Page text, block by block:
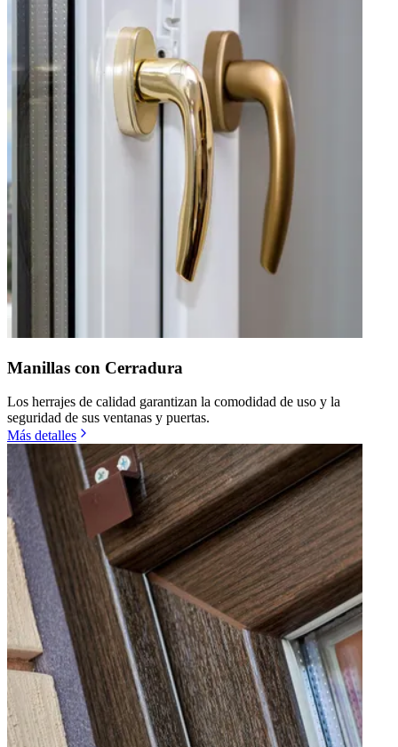
Manillas con Cerradura
Los herrajes de calidad garantizan la comodidad de uso y la
seguridad de sus ventanas y puertas.
Más detalles